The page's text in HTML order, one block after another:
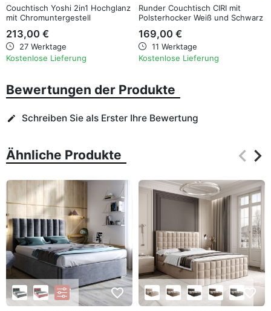
Couchtisch Yoshi 2in1 Hochglanz
mit Chromuntergestell
213,00 €
27 Werktage
Kostenlose Lieferung
Runder Couchtisch CIRI mit
Polsterhocker Weiß und Schwarz
169,00 €
11 Werktage
Kostenlose Lieferung
Bewertungen der Produkte
edit Schreiben Sie als Erster Ihre Bewertung
Ähnliche Produkte keyboard_arrow_left
keyboard_arrow_right
favorite_border favorite_border